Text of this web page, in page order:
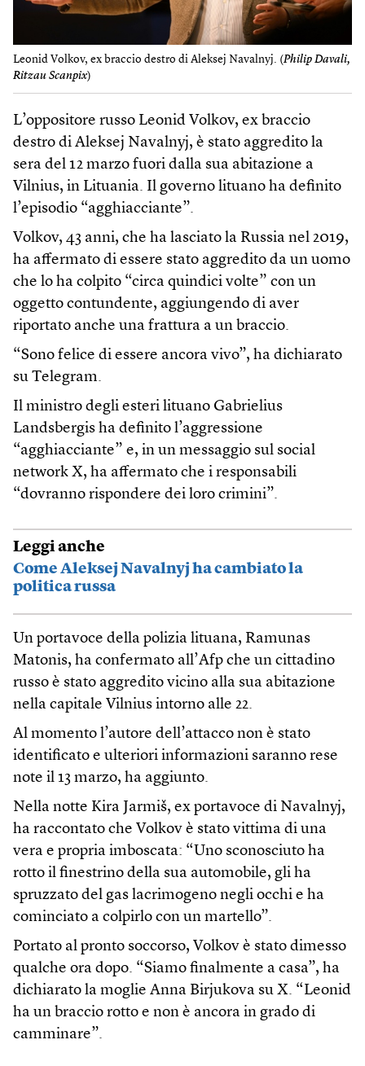
Leonid Volkov, ex braccio destro di Aleksej Navalnyj. (Philip Davali,
Ritzau Scanpix)
L’oppositore russo Leonid Volkov, ex braccio
destro di Aleksej Navalnyj, è stato aggredito la
sera del 12 marzo fuori dalla sua abitazione a
Vilnius, in Lituania. Il governo lituano ha definito
l’episodio “agghiacciante”.
Volkov, 43 anni, che ha lasciato la Russia nel 2019,
ha affermato di essere stato aggredito da un uomo
che lo ha colpito “circa quindici volte” con un
oggetto contundente, aggiungendo di aver
riportato anche una frattura a un braccio.
“Sono felice di essere ancora vivo”, ha dichiarato
su Telegram.
Il ministro degli esteri lituano Gabrielius
Landsbergis ha definito l’aggressione
“agghiacciante” e, in un messaggio sul social
network X, ha affermato che i responsabili
“dovranno rispondere dei loro crimini”.
Leggi anche
Come Aleksej Navalnyj ha cambiato la
politica russa
Un portavoce della polizia lituana, Ramunas
Matonis, ha confermato all’Afp che un cittadino
russo è stato aggredito vicino alla sua abitazione
nella capitale Vilnius intorno alle 22.
Al momento l’autore dell’attacco non è stato
identificato e ulteriori informazioni saranno rese
note il 13 marzo, ha aggiunto.
Nella notte Kira Jarmiš, ex portavoce di Navalnyj,
ha raccontato che Volkov è stato vittima di una
vera e propria imboscata: “Uno sconosciuto ha
rotto il finestrino della sua automobile, gli ha
spruzzato del gas lacrimogeno negli occhi e ha
cominciato a colpirlo con un martello”.
Portato al pronto soccorso, Volkov è stato dimesso
qualche ora dopo. “Siamo finalmente a casa”, ha
dichiarato la moglie Anna Birjukova su X. “Leonid
ha un braccio rotto e non è ancora in grado di
camminare”.